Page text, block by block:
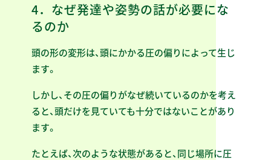
4．なぜ発達や姿勢の話が必要にな
るのか
頭の形の変形は、頭にかかる圧の偏りによって生じ
ます。
しかし、その圧の偏りがなぜ続いているのかを考え
ると、頭だけを見ていても十分ではないことがあり
ます。
たとえば、次のような状態があると、同じ場所に圧